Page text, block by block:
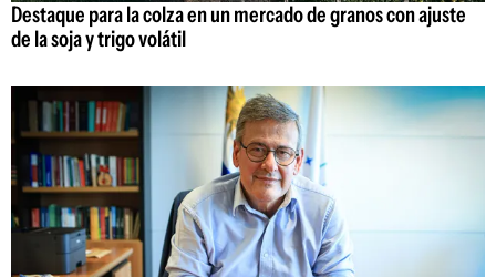
Destaque para la colza en un mercado de granos con ajuste
de la soja y trigo volátil